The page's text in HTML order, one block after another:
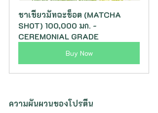
ชาเขียวมัทฉะช็อต (MATCHA
SHOT) 100,000 มก. -
CEREMONIAL GRADE
Buy Now
ความผันผวนของโปรตีน